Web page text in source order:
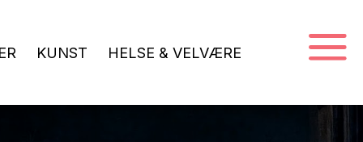
KUNST HELSE & VELVÆRE